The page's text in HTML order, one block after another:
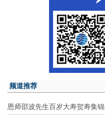
频道推荐
恩师邵波先生百岁大寿贺寿集锦